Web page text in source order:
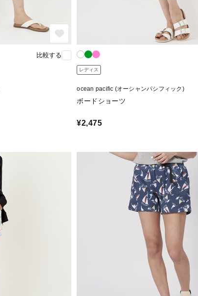
比較する
レディス
ocean pacific (オーシャンパシフィック)
ボードショーツ
¥2,475